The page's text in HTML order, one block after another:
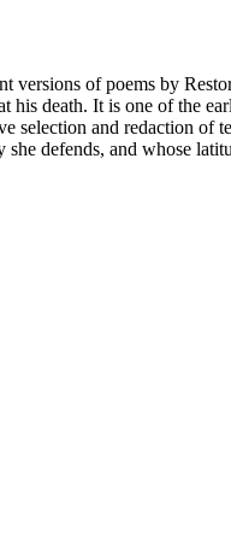
of poems by
death. It is one of the
and redaction of
defends, and whose